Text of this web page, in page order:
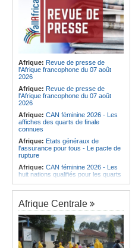
Afrique: Revue de presse de
l'Afrique francophone du 07 août
2026
Afrique: Revue de presse de
l'Afrique francophone du 07 août
2026
Afrique: CAN féminine 2026 - Les
affiches des quarts de finale
connues
Afrique: Etats généraux de
l'assurance pour tous - Le pacte de
rupture
Afrique: CAN féminine 2026 - Les
huit nations qualifiés pour les quarts
Afrique:Comment mieux élever
ses enfants ? Voici les résultats d'un
projet testé dans huit pays africains
Afrique:La LSF salue le lancement
du premier ETF obligataire
souverain africain (USD) disponible
en Europe
Afrique Centrale